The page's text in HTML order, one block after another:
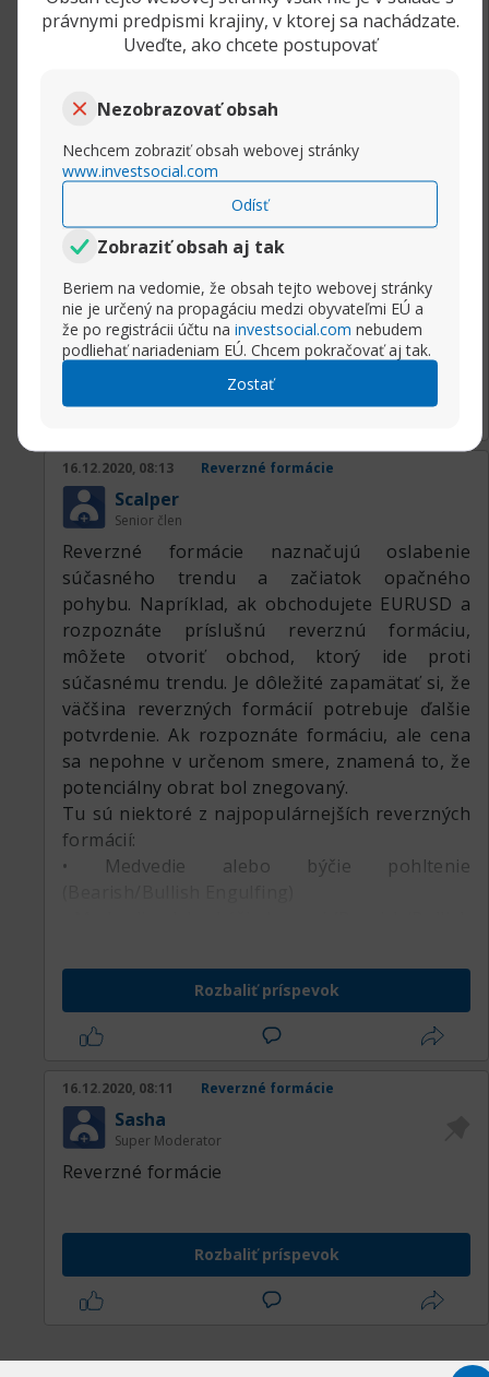
právnymi predpismi krajiny, v ktorej sa nachádzate.
Uveďte, ako chcete postupovať
Nezobrazovať obsah
Nechcem zobraziť obsah webovej stránky
www.investsocial.com
Odísť
Zobraziť obsah aj tak
Beriem na vedomie, že obsah tejto webovej stránky
nie je určený na propagáciu medzi obyvateľmi EÚ a
že po registrácii účtu na investsocial.com nebudem
podliehať nariadeniam EÚ. Chcem pokračovať aj tak.
Zostať
Senior člen
Medvedie a býčie pohltenie (Bearish/Bullish
Pohlcujúce sviečky sú reverznou formáciou,
tom, či sa zjaví počas rastúceho trendu
(medvedie pohltenie) alebo klesajúceho trendu
(býčie pohltenie). Prvá sviečka by mala byť
pomerne malá a za ňou má nasledovať sviečka,
ktorá svojou veľkosťou tela celkovo pohltí
predchádzajúcu sviečku.
16.12.2020, 08:13 Reverzné formácie
Scalper
Senior člen
Reverzné formácie naznačujú oslabenie
súčasného trendu a začiatok opačného
pohybu. Napríklad, ak obchodujete EURUSD a
rozpoznáte príslušnú reverznú formáciu,
môžete otvoriť obchod, ktorý ide proti
súčasnému trendu. Je dôležité zapamätať si, že
väčšina reverzných formácií potrebuje ďalšie
potvrdenie. Ak rozpoznáte formáciu, ale cena
sa nepohne v určenom smere, znamená to, že
potenciálny obrat bol znegovaný.
Tu sú niektoré z najpopulárnejších reverzných
formácií:
• Medvedie alebo býčie pohltenie
• Kladivo a prevrátene kladivo
(Hammer/Inverted hammer)
• Večerná a ranná hviezda (Evening/Morning
star)
• Padajúca hviezda (Shooting star)
Rozbaliť príspevok
16.12.2020, 08:11 Reverzné formácie
Sasha
Super Moderator
Reverzné formácie
Rozbaliť príspevok